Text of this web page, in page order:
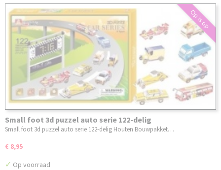
Op is op
Small foot 3d puzzel auto serie 122-delig
Small foot 3d puzzel auto serie 122-delig Houten Bouwpakket…
€ 8,95
✓ Op voorraad